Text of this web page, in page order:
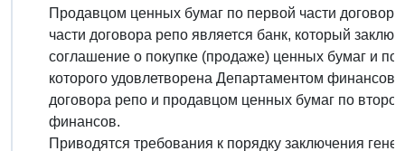
Продавцом ценных бумаг по первой части
части договора репо является банк, который
соглашение о покупке (продаже) ценных бумаг и
которого удовлетворена Департаментом
договора репо и продавцом ценных бумаг по
финансов.
Приводятся требования к порядку заключения